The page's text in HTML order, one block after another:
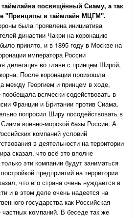
посвящённый Сиаму, а так
"Принципы и таймлайн МЦГМ".
была проявлена инициатива
династии Чакри на коронацию
принято, и в 1895 году в Москве на
императора России
делегация во главе с принцем Широй,
После коронации произошла
между Георгием и принцем в ходе,
всячески содействовать в
Франции и Британии против Сиама.
попросил Ширу посодействовать в
Сиама военно-морской базы России. А
компаний условий
в деятельности на территории
сказал, что всё это вполне
эти компании будут заниматься
предприятий на территории
что его страна очень нуждается в
и в этом деле очень надеется на
государства как Российская
компаний. В беседе так же